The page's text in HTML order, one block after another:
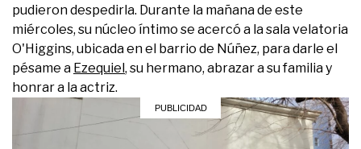
pudieron despedirla. Durante la mañana de este
miércoles, su núcleo íntimo se acercó a la sala velatoria
O'Higgins, ubicada en el barrio de Núñez, para darle el
pésame a Ezequiel , su hermano, abrazar a su familia y
honrar a la actriz.